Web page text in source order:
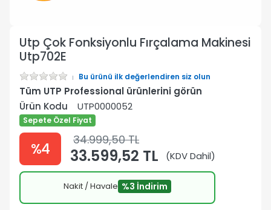
Utp Çok Fonksiyonlu Fırçalama Makinesi
Utp702E
Bu ürünü ilk değerlendiren siz olun
Tüm UTP Professional ürünlerini görün
Ürün Kodu
UTP0000052
Sepete Özel Fiyat
%4 34.999,50 TL
33.599,52 TL (KDV Dahil)
Nakit / Havale %3 İndirim